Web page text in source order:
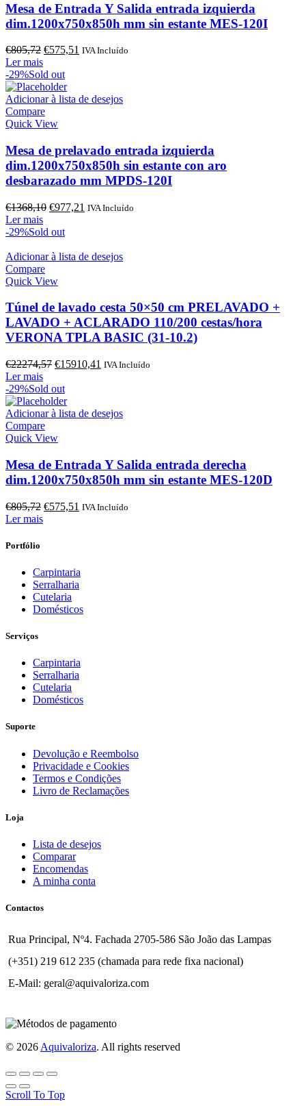
Mesa de Entrada Y Salida entrada izquierda
dim.1200x750x850h mm sin estante MES-120I
€805,72 O
original
era:
€805,72.
€575,51 O
€575,51.
IVA Incluído
Ler mais
-29%Sold out
Adicionar à lista de desejos
Compare
Quick View
Mesa de prelavado entrada izquierda
dim.1200x750x850h sin estante con aro
desbarazado mm MPDS-120I
€1368,10 O
original
€1368,10.
€977,21 O
€977,21.
IVA Incluído
Ler mais
-29%Sold out
Adicionar à lista de desejos
Compare
Quick View
Túnel de lavado cesta 50×50 cm PRELAVADO +
LAVADO + ACLARADO 110/200 cestas/hora
VERONA TPLA BASIC (31-10.2)
€22274,57 O
original
era:
€22274,57.
€15910,41 O
€15910,41.
IVA Incluído
Ler mais
-29%Sold out
Adicionar à lista de desejos
Compare
Quick View
Mesa de Entrada Y Salida entrada derecha
dim.1200x750x850h mm sin estante MES-120D
€805,72 O
€575,51 O
IVA Incluído
Ler mais
Portfólio
Carpintaria
Serralharia
Cutelaria
Domésticos
Serviços
Carpintaria
Serralharia
Cutelaria
Domésticos
Suporte
Devolução e Reembolso
Privacidade e Cookies
Termos e Condições
Livro de Reclamações
Loja
Lista de desejos
Comparar
Encomendas
A minha conta
Contactos
Rua Principal, Nº4. Fachada 2705-586 São João das Lampas
(+351) 219 612 235 (chamada para rede fixa nacional)
E-Mail: geral@aquivaloriza.com
© 2026 Aquivaloriza. All rights reserved
Scroll To Top